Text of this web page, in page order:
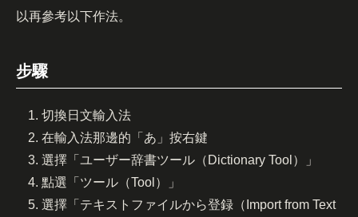
以再參考以下作法。
步驟
切換日文輸入法
在輸入法那邊的「あ」按右鍵
選擇「ユーザー辞書ツール（Dictionary Tool）」
點選「ツール（Tool）」
選擇「テキストファイルから登録（Import from Text